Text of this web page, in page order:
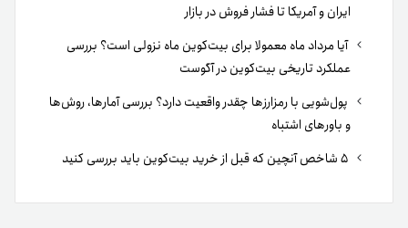
ایران و آمریکا تا فشار فروش در بازار
آیا مرداد ماه معمولا برای بیت‌کوین ماه نزولی است؟ بررسی
عملکرد تاریخی بیت‌کوین در آگوست
پول‌شویی با رمزارزها چقدر واقعیت دارد؟ بررسی آمارها، روش‌ها
و باورهای اشتباه